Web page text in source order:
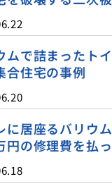
ムで詰まったト
合住宅の事例
に居座るバリウ
円の修理費を払